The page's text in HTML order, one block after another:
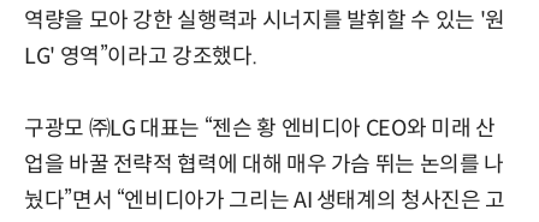
역량을 모아 강한 실행력과 시너지를 발휘할 수 있는 '원
LG' 영역”이라고 강조했다.
구광모 ㈜LG 대표는 “젠슨 황 엔비디아 CEO와 미래 산
업을 바꿀 전략적 협력에 대해 매우 가슴 뛰는 논의를 나
눴다”면서 “엔비디아가 그리는 AI 생태계의 청사진은 고